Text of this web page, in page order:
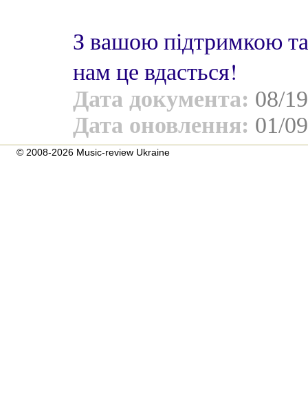
З вашою підтримкою
нам це вдасться!
Дата документа: 08/
Дата оновлення: 01/
© 2008-2026 Music-review Ukraine